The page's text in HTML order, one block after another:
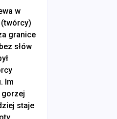
w
granice
słów
Im
gorzej
staje